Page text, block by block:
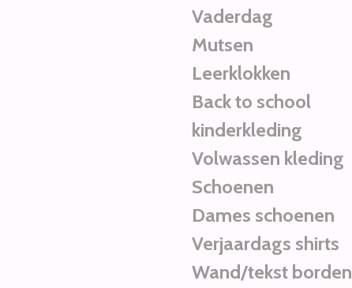
Vaderdag
Mutsen
Leerklokken
Back to school
kinderkleding
Volwassen kleding
Schoenen
Dames schoenen
Verjaardags shirts
Wand/tekst borden